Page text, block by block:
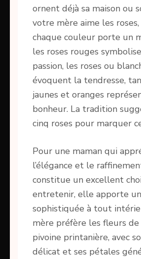
ornent déjà sa maison ou
votre mère aime les roses,
chaque couleur porte un
les roses rouges
passion, les roses ou
évoquent la tendresse,
jaunes et oranges
bonheur. La tradition
cinq roses pour marquer
Pour une maman qui
l’élégance et le
constitue un excellent
entretenir, elle apporte
sophistiquée à tout
mère préfère les fleurs de
pivoine printanière, avec
délicat et ses pétales